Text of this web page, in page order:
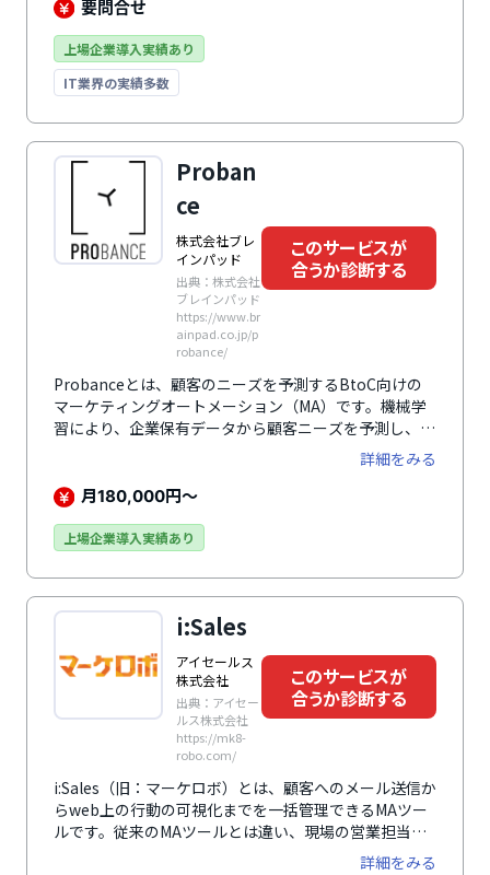
要問合せ
上場企業導入実績あり
IT業界の実績多数
Proban
ce
株式会社ブレ
インパッド
出典：株式会社
ブレインパッド
https://www.br
ainpad.co.jp/p
robance/
このサービスが
合うか診断する
Probanceとは、顧客のニーズを予測するBtoC向けの
マーケティングオートメーション（MA）です。機械学
習により、企業保有データから顧客ニーズを予測し、メ
ール、アプリ、SNS、広告などで効果の高いパーソナラ
詳細をみる
月180,000円～
上場企業導入実績あり
i:Sales
アイセールス
株式会社
出典：アイセー
ルス株式会社
https://mk8-
robo.com/
このサービスが
合うか診断する
i:Sales（旧：マーケロボ）とは、顧客へのメール送信か
らweb上の行動の可視化までを一括管理できるMAツー
ルです。従来のMAツールとは違い、現場の営業担当者
がデジタルマーケター化することをコンセプトに作られ
詳細をみる